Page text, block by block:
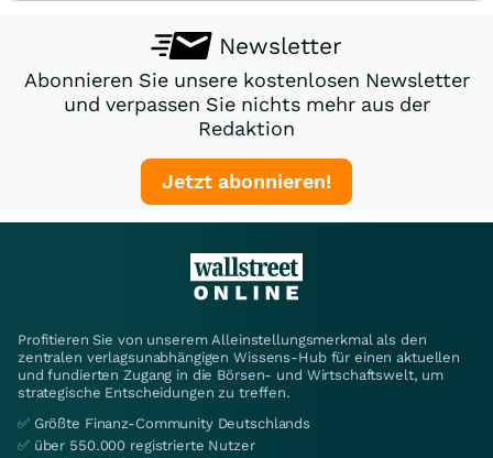
Newsletter
Abonnieren Sie unsere kostenlosen Newsletter
und verpassen Sie nichts mehr aus der
Redaktion
Jetzt abonnieren!
Profitieren Sie von unserem Alleinstellungsmerkmal als den
zentralen verlagsunabhängigen Wissens-Hub für einen aktuellen
und fundierten Zugang in die Börsen- und Wirtschaftswelt, um
strategische Entscheidungen zu treffen.
✅ Größte Finanz-Community Deutschlands
✅ über 550.000 registrierte Nutzer